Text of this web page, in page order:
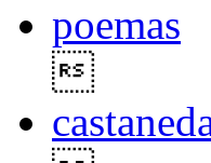
poemas